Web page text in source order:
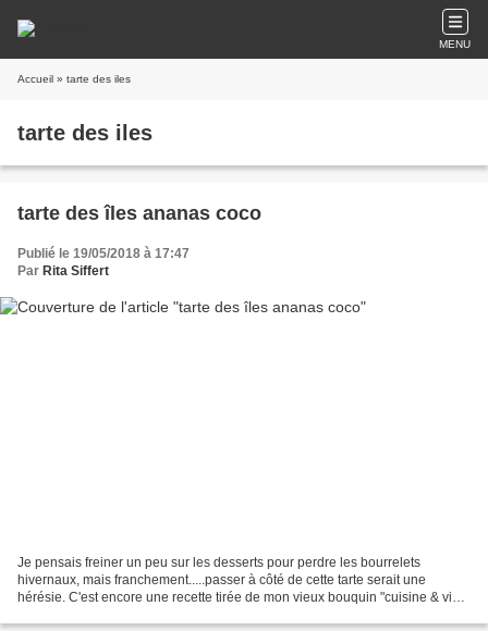
MENU
Accueil » tarte des iles
tarte des iles
tarte des îles ananas coco
Publié le 19/05/2018 à 17:47
Par Rita Siffert
Je pensais freiner un peu sur les desserts pour perdre les bourrelets
hivernaux, mais franchement.....passer à côté de cette tarte serait une
hérésie. C'est encore une recette tirée de mon vieux bouquin "cuisine & vins